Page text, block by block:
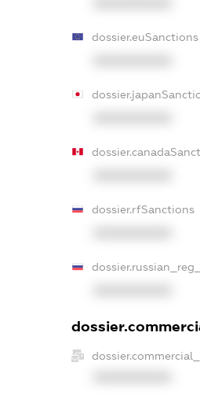
dossier.euSanctions
dossier.rfSanctions